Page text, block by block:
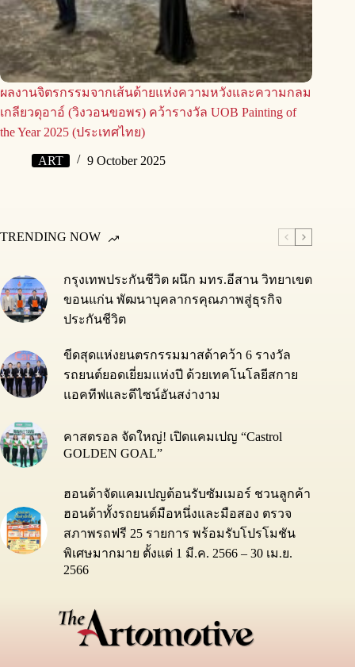
ผลงานจิตรกรรมจากเส้นด้ายแห่งความหวังและความกลม
เกลียวดุอาอ์ (วิงวอนขอพร) คว้ารางวัล UOB Painting of
the Year 2025 (ประเทศไทย)
ART 9 October 2025
TRENDING NOW
กรุงเทพประกันชีวิต ผนึก มทร.อีสาน วิทยาเขต
ขอนแก่น พัฒนาบุคลากรคุณภาพสู่ธุรกิจ
ประกันชีวิต
ขีดสุดแห่งยนตรกรรมมาสด้าคว้า 6 รางวัล
รถยนต์ยอดเยี่ยมแห่งปี ด้วยเทคโนโลยีสกาย
แอคทีฟและดีไซน์อันสง่างาม
คาสตรอล จัดใหญ่! เปิดแคมเปญ “Castrol
GOLDEN GOAL”
ฮอนด้าจัดแคมเปญต้อนรับซัมเมอร์ ชวนลูกค้า
ฮอนด้าทั้งรถยนต์มือหนึ่งและมือสอง ตรวจ
สภาพรถฟรี 25 รายการ พร้อมรับโปรโมชัน
พิเศษมากมาย ตั้งแต่ 1 มี.ค. 2566 – 30 เม.ย.
2566